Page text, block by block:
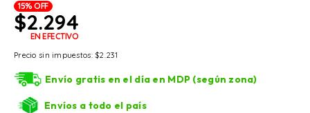
15% OFF
$2.294
EN EFECTIVO
Precio sin impuestos:$2.231
Envío gratis en el día en MDP (según zona)
Envíos a todo el país